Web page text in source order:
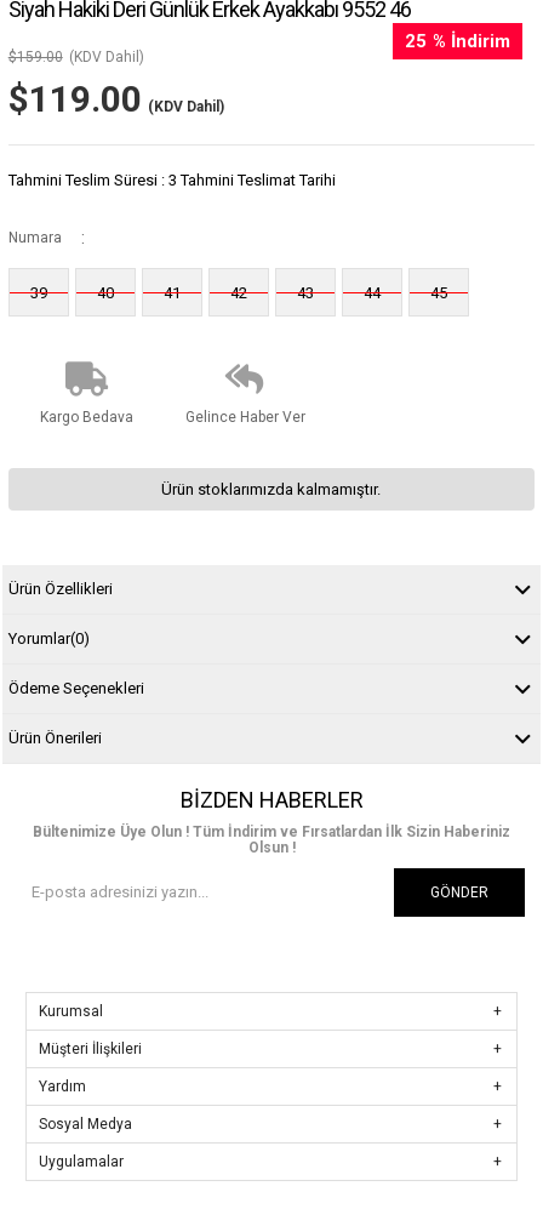
Siyah Hakiki Deri Günlük Erkek Ayakkabı 9552 46
%
25 İndirim
$159.00 (KDV Dahil)
$119.00 (KDV Dahil)
Tahmini Teslim Süresi : 3 Tahmini Teslimat Tarihi
Numara :
39 40 41 42 43 44 45
Kargo Bedava Gelince Haber Ver
Ürün stoklarımızda kalmamıştır.
Ürün Özellikleri
Yorumlar(0)
Ödeme Seçenekleri
Ürün Önerileri
BIZDEN HABERLER
Bültenimize Üye Olun ! Tüm İndirim ve Fırsatlardan İlk Sizin Haberiniz
Olsun !
GÖNDER
Kurumsal
Müşteri İlişkileri
Yardım
Sosyal Medya
Uygulamalar